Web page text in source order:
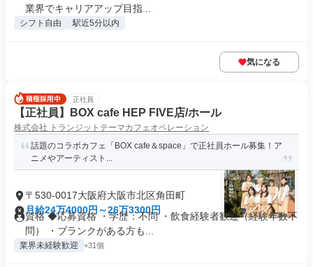
業界でキャリアアップ目指...
シフト自由 駅近5分以内
気になる
正社員
【正社員】BOX cafe HEP FIVE店/ホール
株式会社 トランジットテーマカフェオペレーション
話題のコラボカフェ「BOX cafe＆space」で正社員ホール募集！ア
ニメやアーティスト...
〒530-0017大阪府大阪市北区角田町
月給24万4000円～26万3300円
資格 ◆応募資格 ・学歴：不問 ・飲食経験者歓迎（経験年数不
問） ・ブランクがある方も...
業界未経験歓迎 +31個